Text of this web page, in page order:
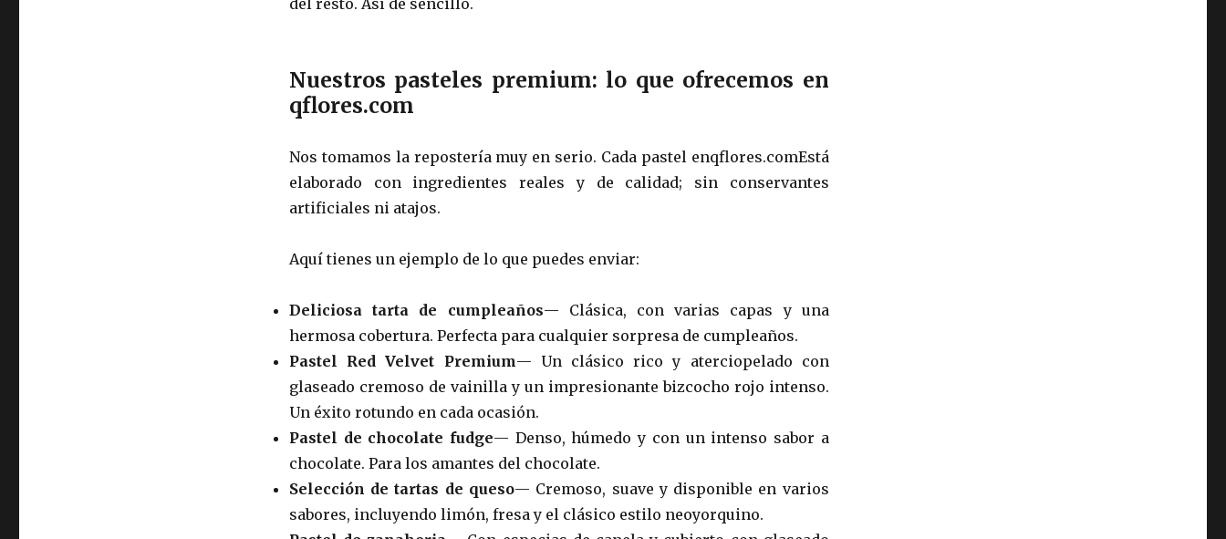
del resto. Así de sencillo.
Nuestros pasteles premium: lo que ofrecemos en
qflores.com
Nos tomamos la repostería muy en serio. Cada pastel enqflores.comEstá
elaborado con ingredientes reales y de calidad; sin conservantes
artificiales ni atajos.
Aquí tienes un ejemplo de lo que puedes enviar:
Deliciosa tarta de cumpleaños— Clásica, con varias capas y una
hermosa cobertura. Perfecta para cualquier sorpresa de cumpleaños.
Pastel Red Velvet Premium— Un clásico rico y aterciopelado con
glaseado cremoso de vainilla y un impresionante bizcocho rojo intenso.
Un éxito rotundo en cada ocasión.
Pastel de chocolate fudge— Denso, húmedo y con un intenso sabor a
chocolate. Para los amantes del chocolate.
Selección de tartas de queso— Cremoso, suave y disponible en varios
sabores, incluyendo limón, fresa y el clásico estilo neoyorquino.